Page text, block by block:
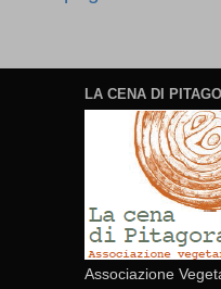
LA CENA DI
Associazione